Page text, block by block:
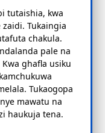
tutaishia, kwa
Tukaingia
chakula.
pale na
ghafla usiku
Tukaogopa
mawatu na
haukuja tena.